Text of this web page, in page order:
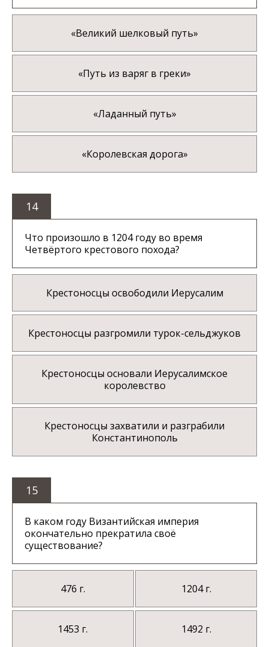
«Великий шелковый путь»
«Путь из варяг в греки»
«Ладанный путь»
«Королевская дорога»
14
Что произошло в 1204 году во время
Четвёртого крестового похода?
Крестоносцы освободили Иерусалим
Крестоносцы разгромили турок-сельджуков
Крестоносцы основали Иерусалимское
королевство
Крестоносцы захватили и разграбили
Константинополь
15
В каком году Византийская империя
окончательно прекратила своё
существование?
476 г. 1204 г.
1453 г. 1492 г.